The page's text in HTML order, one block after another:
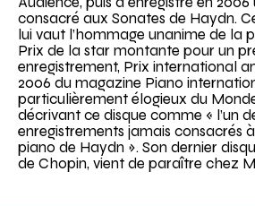
consacré aux Sonates de Haydn.
lui vaut l’hommage unanime de la
Prix de la star montante pour un
enregistrement, Prix international
2006 du magazine Piano
particulièrement élogieux du
décrivant ce disque comme « l’un
enregistrements jamais consacrés
piano de Haydn ». Son dernier
de Chopin, vient de paraître chez